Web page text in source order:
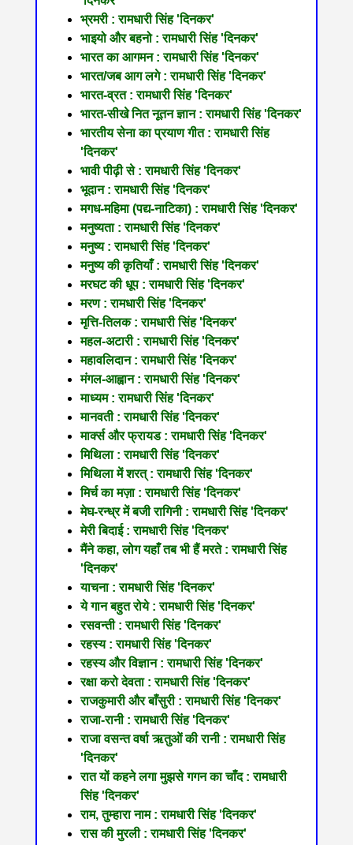
भ्रमरी : रामधारी सिंह 'दिनकर'
भाइयो और बहनो : रामधारी सिंह 'दिनकर'
भारत का आगमन : रामधारी सिंह 'दिनकर'
भारत/जब आग लगे : रामधारी सिंह 'दिनकर'
भारत-व्रत : रामधारी सिंह 'दिनकर'
भारत-सीखे नित नूतन ज्ञान : रामधारी सिंह 'दिनकर'
भारतीय सेना का प्रयाण गीत : रामधारी सिंह
'दिनकर'
भावी पीढ़ी से : रामधारी सिंह 'दिनकर'
भूदान : रामधारी सिंह 'दिनकर'
मगध-महिमा (पद्य-नाटिका) : रामधारी सिंह 'दिनकर'
मनुष्यता : रामधारी सिंह 'दिनकर'
मनुष्य : रामधारी सिंह 'दिनकर'
मनुष्य की कृतियाँ : रामधारी सिंह 'दिनकर'
मरघट की धूप : रामधारी सिंह 'दिनकर'
मरण : रामधारी सिंह 'दिनकर'
मृत्ति-तिलक : रामधारी सिंह 'दिनकर'
महल-अटारी : रामधारी सिंह 'दिनकर'
महावलिदान : रामधारी सिंह 'दिनकर'
मंगल-आह्वान : रामधारी सिंह 'दिनकर'
माध्यम : रामधारी सिंह 'दिनकर'
मानवती : रामधारी सिंह 'दिनकर'
मार्क्स और फ्रायड : रामधारी सिंह 'दिनकर'
मिथिला : रामधारी सिंह 'दिनकर'
मिथिला में शरत्‌ : रामधारी सिंह 'दिनकर'
मिर्च का मज़ा : रामधारी सिंह 'दिनकर'
मेघ-रन्ध्र में बजी रागिनी : रामधारी सिंह 'दिनकर'
मेरी बिदाई : रामधारी सिंह 'दिनकर'
मैंने कहा, लोग यहाँ तब भी हैं मरते : रामधारी सिंह
'दिनकर'
याचना : रामधारी सिंह 'दिनकर'
ये गान बहुत रोये : रामधारी सिंह 'दिनकर'
रसवन्ती : रामधारी सिंह 'दिनकर'
रहस्य : रामधारी सिंह 'दिनकर'
रहस्य और विज्ञान : रामधारी सिंह 'दिनकर'
रक्षा करो देवता : रामधारी सिंह 'दिनकर'
राजकुमारी और बाँसुरी : रामधारी सिंह 'दिनकर'
राजा-रानी : रामधारी सिंह 'दिनकर'
राजा वसन्त वर्षा ऋतुओं की रानी : रामधारी सिंह
'दिनकर'
रात यों कहने लगा मुझसे गगन का चाँद : रामधारी
सिंह 'दिनकर'
राम, तुम्हारा नाम : रामधारी सिंह 'दिनकर'
रास की मुरली : रामधारी सिंह 'दिनकर'